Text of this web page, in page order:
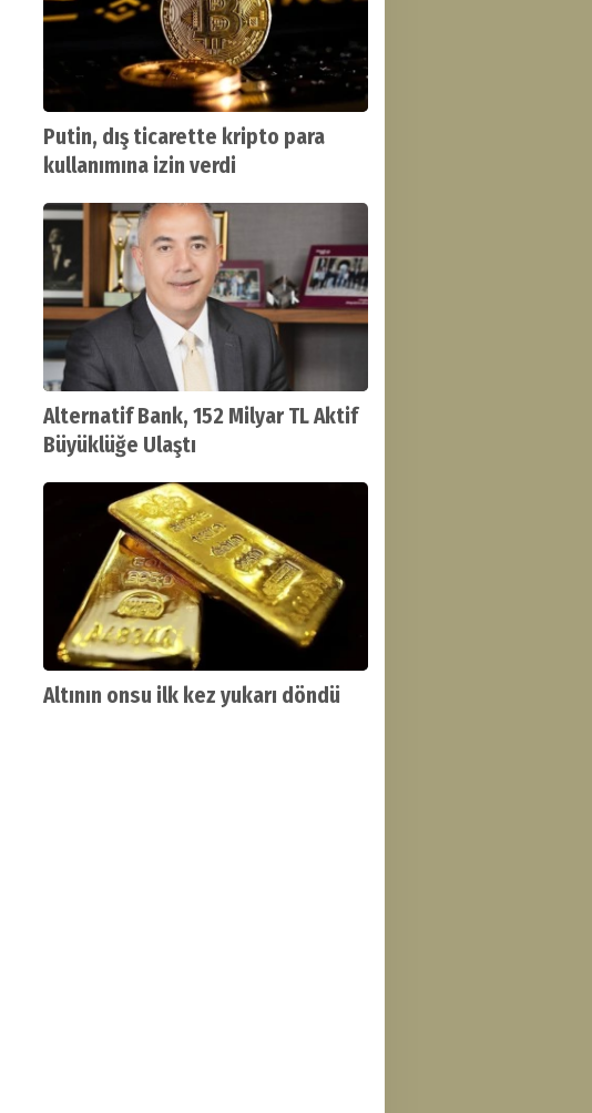
Putin, dış ticarette kripto para
kullanımına izin verdi
Alternatif Bank, 152 Milyar TL Aktif
Büyüklüğe Ulaştı
Altının onsu ilk kez yukarı döndü